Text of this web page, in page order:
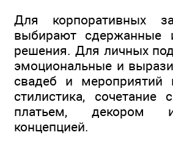
Для корпоративных
выбирают сдержанные
решения. Для личных
эмоциональные и
свадеб и мероприятий
стилистика, сочетание
платьем, декором
концепцией.